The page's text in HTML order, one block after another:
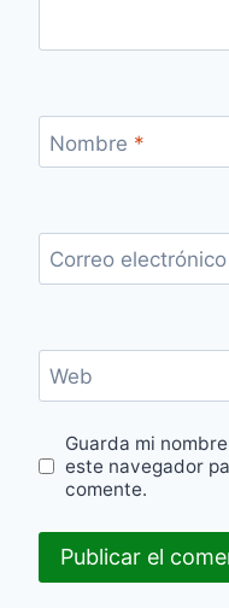
Nombre *
Correo electrónico
Web
Guarda mi
este navegador
comente.